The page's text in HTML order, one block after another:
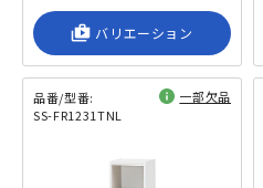
shop_2 バリエーション
品番/型番:
SS-FR1231TNL
一部欠品